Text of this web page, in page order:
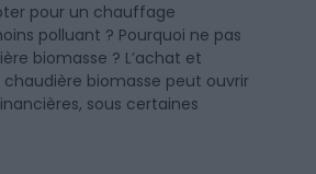
pour un chauffage
polluant ? Pourquoi ne pas
biomasse ? L’achat et
chaudière biomasse peut ouvrir
sous certaines